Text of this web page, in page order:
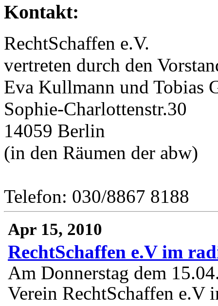
Kontakt:
RechtSchaffen e.V.
vertreten durch den
Eva Kullmann und Tobias
Sophie-Charlottenstr.30
14059 Berlin
(in den Räumen der abw)
Telefon: 030/8867 8188
Apr 15, 2010
RechtSchaffen e.V im
Am Donnerstag dem
Verein RechtSchaffen